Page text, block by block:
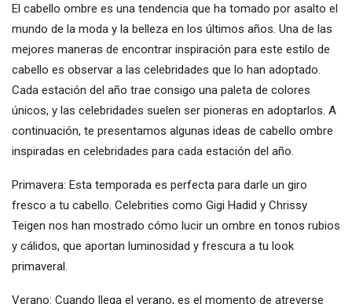
El cabello ombre es una tendencia que ha tomado por asalto el
mundo de la moda y la belleza en los últimos años. Una de las
mejores maneras de encontrar inspiración para este estilo de
cabello es observar a las celebridades que lo han adoptado.
Cada estación del año trae consigo una paleta de colores
únicos, y las celebridades suelen ser pioneras en adoptarlos. A
continuación, te presentamos algunas ideas de cabello ombre
inspiradas en celebridades para cada estación del año.
Primavera: Esta temporada es perfecta para darle un giro
fresco a tu cabello. Celebrities como Gigi Hadid y Chrissy
Teigen nos han mostrado cómo lucir un ombre en tonos rubios
y cálidos, que aportan luminosidad y frescura a tu look
primaveral.
Verano: Cuando llega el verano, es el momento de atreverse